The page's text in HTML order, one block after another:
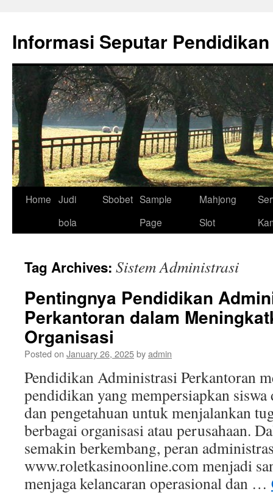
content
Informasi Seputar Pendidikan
Home Judi
bola
Sbobet Sample
Page
Mahjong
Slot
Tag Archives: Sistem Administrasi
Pentingnya Pendidikan
Perkantoran dalam
Organisasi
Posted on January 26, 2025byadmin
Pendidikan Administrasi Perkantoran
pendidikan yang mempersiapkan siswa
dan pengetahuan untuk menjalankan
berbagai organisasi atau perusahaan.
semakin berkembang, peran
www.roletkasinoonline.com menjadi
menjaga kelancaran operasional dan …